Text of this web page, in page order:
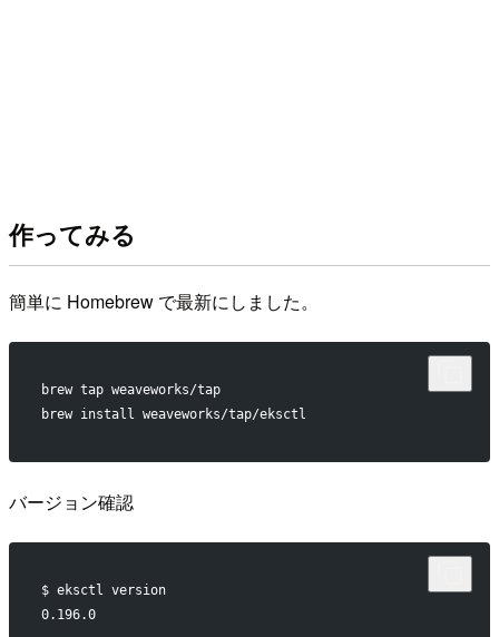
作ってみる
簡単に Homebrew で最新にしました。
brew tap weaveworks/tap
brew install weaveworks/tap/eksctl
バージョン確認
$ eksctl version
0.196.0